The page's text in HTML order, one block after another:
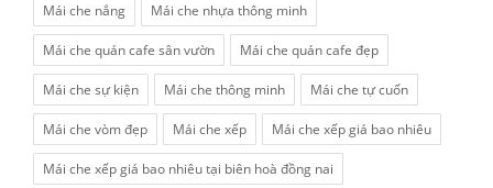
Mái che nắng Mái che nhựa thông minh
Mái che quán cafe sân vườn Mái che quán cafe đẹp
Mái che sự kiện Mái che thông minh Mái che tự cuốn
Mái che vòm đẹp Mái che xếp Mái che xếp giá bao nhiêu
Mái che xếp giá bao nhiêu tại biên hoà đồng nai